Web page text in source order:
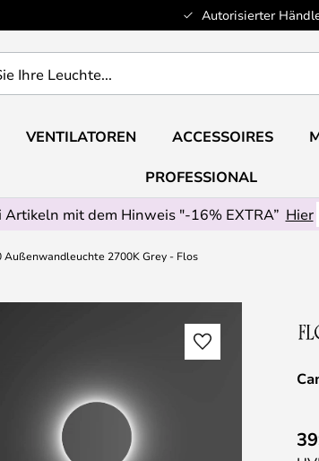
Autorisierter
VENTILATOREN ACCESSOIRES
PROFESSIONAL
mit dem Hinweis "-16% EXTRA” Hier
Außenwandleuchte 2700K Grey - Flos